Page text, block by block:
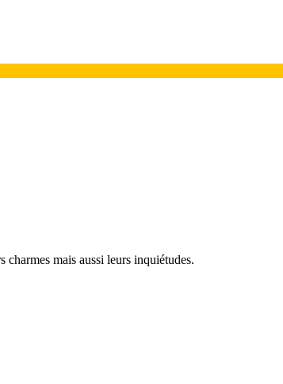
mais aussi leurs inquiétudes.